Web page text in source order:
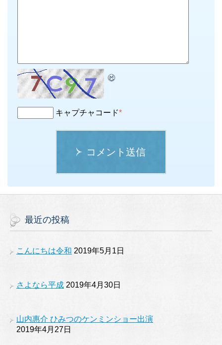
キャプチャコード*
コメント送信
最近の投稿
こんにちは令和 2019年5月1日
さよなら平成 2019年4月30日
山内惠介 ひみつのケンミンショー出演
2019年4月27日